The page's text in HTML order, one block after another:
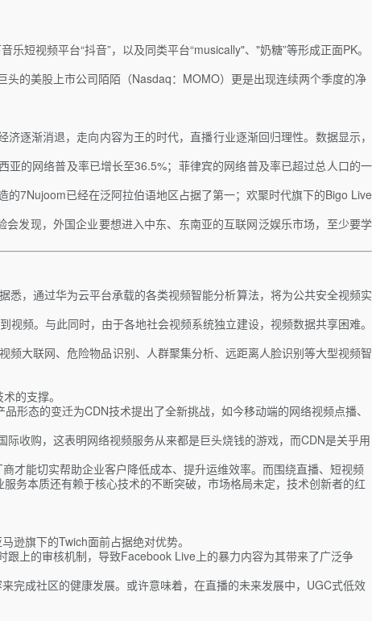
短视频平台“抖音”，以及同类平台“musically"、"奶糖”等形成正面PK。
的美股上市公司陌陌（Nasdaq：MOMO）更是出现连续两个季度的净
逐渐消退，走向内容为王的时代，直播行业逐渐回归理性。数据显示，
的网络普及率已增长至36.5%；菲律宾的网络普及率已超过总人口的一
7Nujoom已经在泛阿拉伯语地区占据了第一；欢聚时代旗下的Bigo Live
发现，外国企业要想进入中东、东南亚的互联网泛娱乐市场，至少要学
，通过华为云平台承载的各类视频智能分析算法，将为公共安全视频实
频。与此同时，由于各地社会视频系统独立建设，视频数据共享困难。
大联网、危险物品识别、人群聚集分析、远距离人脸识别等大型视频智
的支撑。
形态的变迁为CDN技术提出了全新挑战，如今移动端的网络视频点播、
收购，这表明网络视频服务从来都是巨头烧钱的游戏，而CDN是关乎用
才能切实帮助企业客户降低成本、提升运维效率。而围绕直播、短视频
务本质还有赖于核心技术的不断突破，市场格局未定，技术创新者的红
旗下的Twich面前占据绝对优势。
上的审核机制，导致Facebook Live上的暴力内容为其带来了广泛争
完成社区的健康发展。或许意味着，在直播的未来发展中，UGC式低效